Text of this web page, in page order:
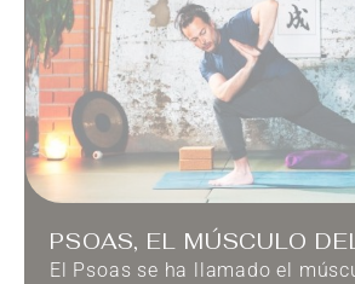
PSOAS, EL MÚSCULO
El Psoas se ha llamado el